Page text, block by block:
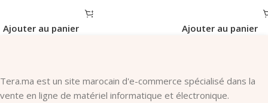
Ajouter au panier Ajouter au panier
Tera.ma est un site marocain d'e-commerce spécialisé dans la
vente en ligne de matériel informatique et électronique.